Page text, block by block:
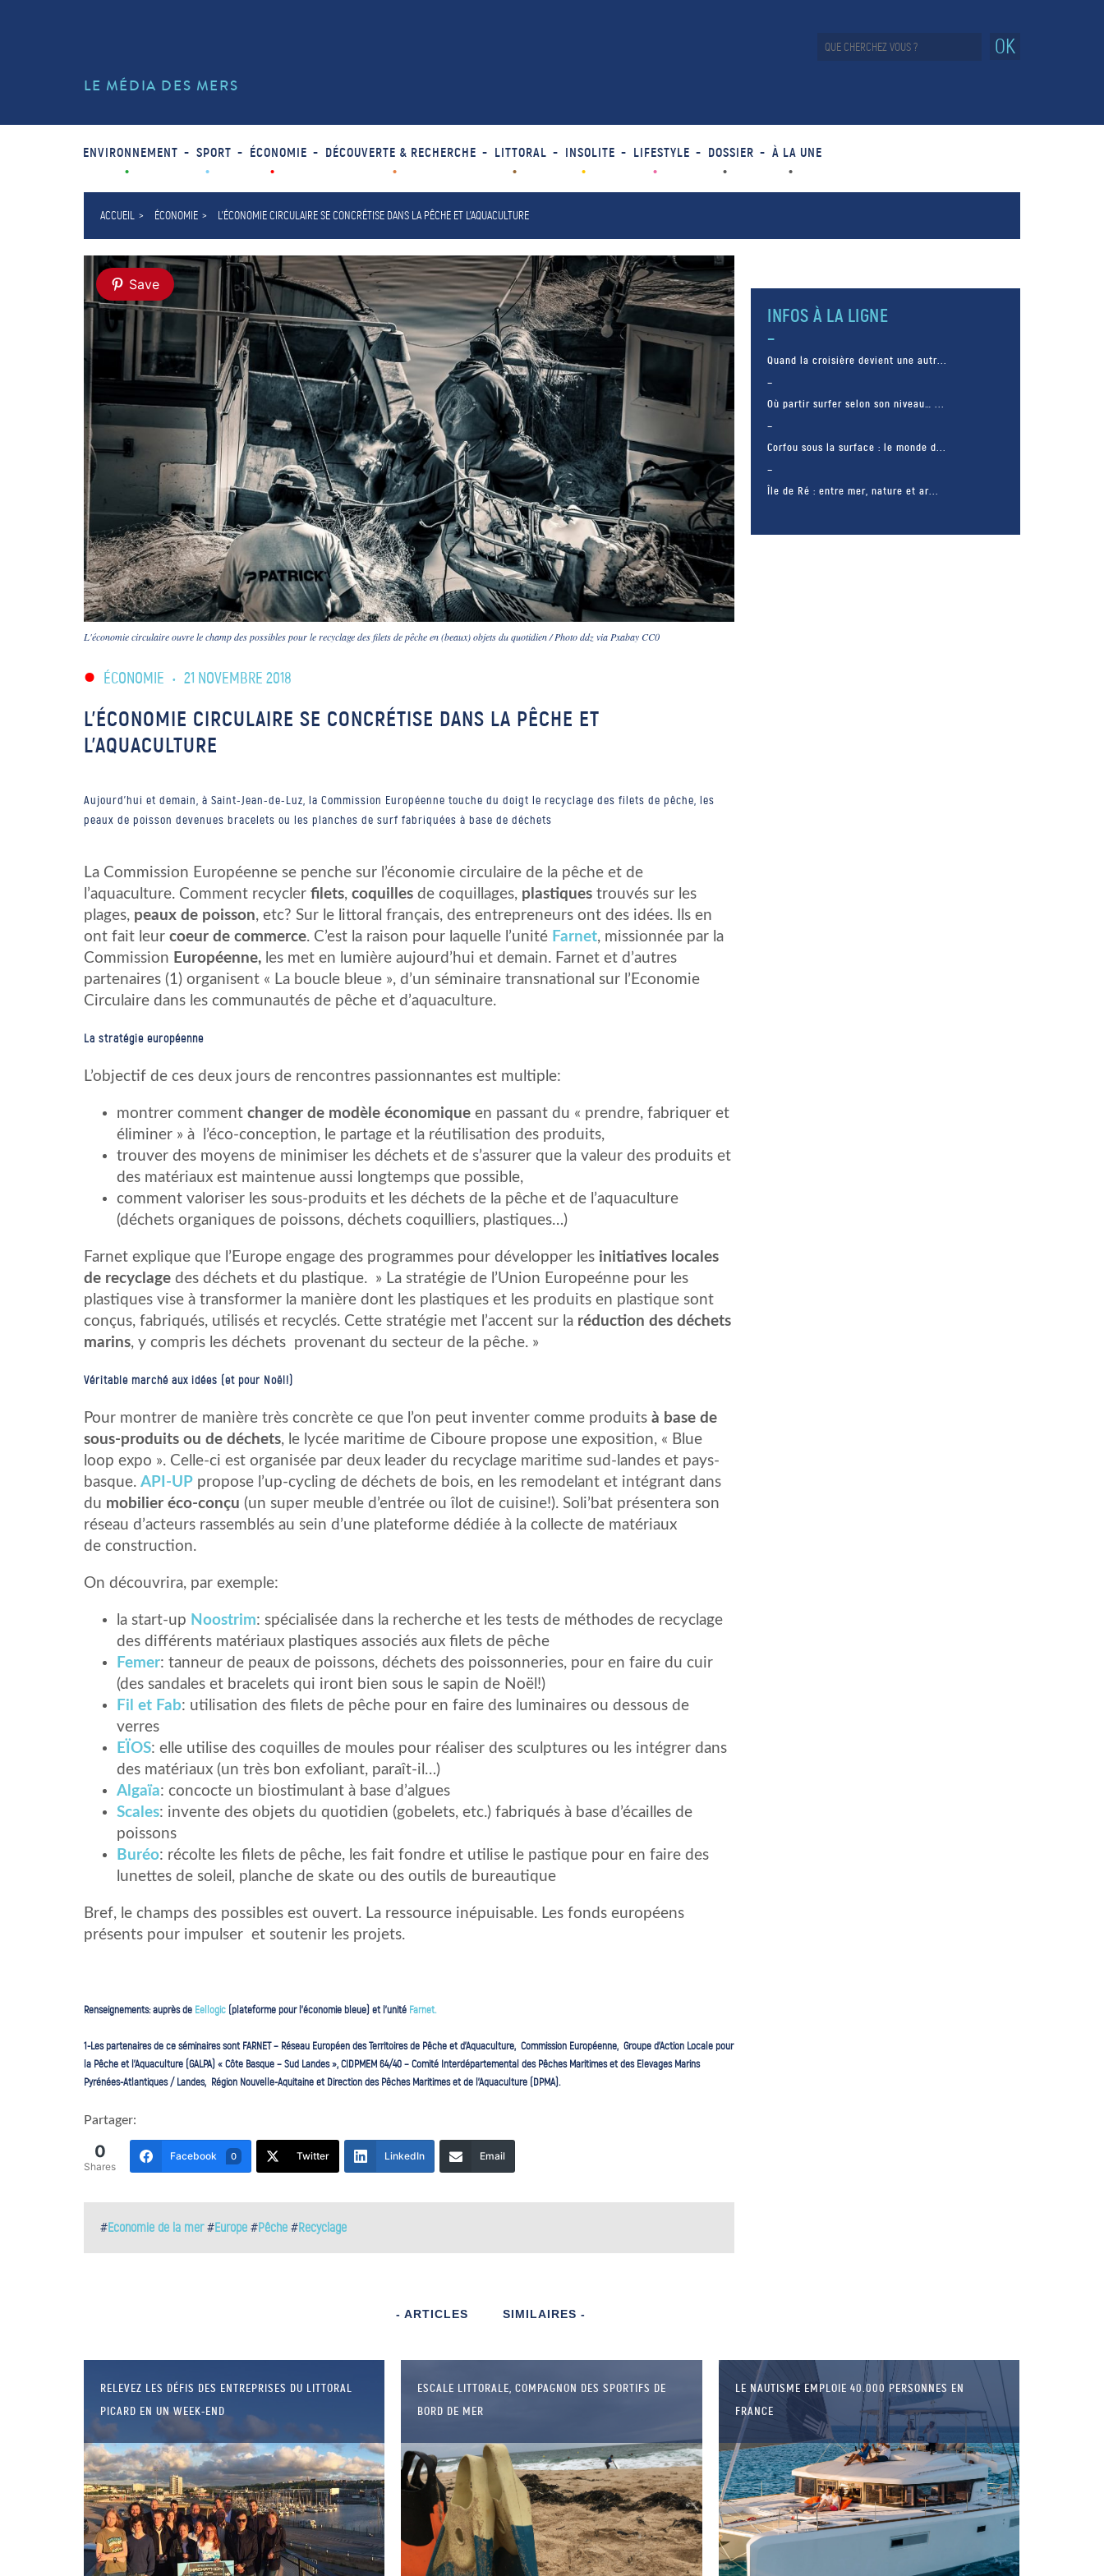
LE MÉDIA DES MERS
OK
ENVIRONNEMENT SPORT ÉCONOMIE DÉCOUVERTE & RECHERCHE LITTORAL INSOLITE LIFESTYLE DOSSIER À LA UNE
ACCUEIL ÉCONOMIE L’ÉCONOMIE CIRCULAIRE SE CONCRÉTISE DANS LA PÊCHE ET L’AQUACULTURE
Save
L'économie circulaire ouvre le champ des possibles pour le recyclage des filets de pêche en (beaux) objets du quotidien / Photo ddz via Pxabay CC0
ÉCONOMIE • 21 NOVEMBRE 2018
L’ÉCONOMIE CIRCULAIRE SE CONCRÉTISE DANS LA PÊCHE ET
L’AQUACULTURE
Aujourd'hui et demain, à Saint-Jean-de-Luz, la Commission Européenne touche du doigt le recyclage des filets de pêche, les
peaux de poisson devenues bracelets ou les planches de surf fabriquées à base de déchets
La Commission Européenne se penche sur l’économie circulaire de la pêche et de
l’aquaculture. Comment recycler filets, coquilles de coquillages, plastiques trouvés sur les
plages, peaux de poisson, etc? Sur le littoral français, des entrepreneurs ont des idées. Ils en
ont fait leur coeur de commerce. C’est la raison pour laquelle l’unité Farnet, missionnée par la
Commission Européenne, les met en lumière aujourd’hui et demain. Farnet et d’autres
partenaires (1) organisent « La boucle bleue », d’un séminaire transnational sur l’Economie
Circulaire dans les communautés de pêche et d’aquaculture.
La stratégie européenne
L’objectif de ces deux jours de rencontres passionnantes est multiple:
montrer comment changer de modèle économique en passant du « prendre, fabriquer et
éliminer » à l’éco-conception, le partage et la réutilisation des produits,
trouver des moyens de minimiser les déchets et de s’assurer que la valeur des produits et
des matériaux est maintenue aussi longtemps que possible,
comment valoriser les sous-produits et les déchets de la pêche et de l’aquaculture
(déchets organiques de poissons, déchets coquilliers, plastiques…)
Farnet explique que l’Europe engage des programmes pour développer les initiatives locales
de recyclage des déchets et du plastique. » La stratégie de l’Union Europeénne pour les
plastiques vise à transformer la manière dont les plastiques et les produits en plastique sont
conçus, fabriqués, utilisés et recyclés. Cette stratégie met l’accent sur la réduction des déchets
marins, y compris les déchets provenant du secteur de la pêche. »
Véritable marché aux idées (et pour Noël!)
Pour montrer de manière très concrète ce que l’on peut inventer comme produits à base de
sous-produits ou de déchets, le lycée maritime de Ciboure propose une exposition, « Blue
loop expo ». Celle-ci est organisée par deux leader du recyclage maritime sud-landes et pays-
basque. API-UP propose l’up-cycling de déchets de bois, en les remodelant et intégrant dans
du mobilier éco-conçu (un super meuble d’entrée ou îlot de cuisine!). Soli’bat présentera son
réseau d’acteurs rassemblés au sein d’une plateforme dédiée à la collecte de matériaux
de construction.
On découvrira, par exemple:
la start-up Noostrim: spécialisée dans la recherche et les tests de méthodes de recyclage
des différents matériaux plastiques associés aux filets de pêche
Femer: tanneur de peaux de poissons, déchets des poissonneries, pour en faire du cuir
(des sandales et bracelets qui iront bien sous le sapin de Noël!)
Fil et Fab: utilisation des filets de pêche pour en faire des luminaires ou dessous de
verres
EÏOS: elle utilise des coquilles de moules pour réaliser des sculptures ou les intégrer dans
des matériaux (un très bon exfoliant, paraît-il…)
Algaïa: concocte un biostimulant à base d’algues
Scales: invente des objets du quotidien (gobelets, etc.) fabriqués à base d’écailles de
poissons
Buréo: récolte les filets de pêche, les fait fondre et utilise le pastique pour en faire des
lunettes de soleil, planche de skate ou des outils de bureautique
Bref, le champs des possibles est ouvert. La ressource inépuisable. Les fonds européens
présents pour impulser et soutenir les projets.
Renseignements: auprès de Eellogic (plateforme pour l’économie bleue) et l’unité Farnet.
1-Les partenaires de ce séminaires sont FARNET – Réseau Européen des Territoires de Pêche et d’Aquaculture, Commission Européenne, Groupe d’Action Locale pour
la Pêche et l’Aquaculture (GALPA) « Côte Basque – Sud Landes », CIDPMEM 64/40 – Comité Interdépartemental des Pêches Maritimes et des Elevages Marins
Pyrénées-Atlantiques / Landes, Région Nouvelle-Aquitaine et Direction des Pêches Maritimes et de l’Aquaculture (DPMA).
Partager:
0
Shares
Facebook 0 Twitter LinkedIn Email
#Economie de la mer#Europe #Pêche #Recyclage
INFOS À LA LIGNE
Quand la croisière devient une autr...
Où partir surfer selon son niveau… ...
Corfou sous la surface : le monde d...
Île de Ré : entre mer, nature et ar...
- ARTICLES SIMILAIRES -
RELEVEZ LES DÉFIS DES ENTREPRISES DU LITTORAL
PICARD EN UN WEEK-END
ESCALE LITTORALE, COMPAGNON DES SPORTIFS DE
BORD DE MER
LE NAUTISME EMPLOIE 40.000 PERSONNES EN
FRANCE